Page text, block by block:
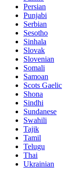
Persian
Punjabi
Serbian
Sesotho
Sinhala
Slovak
Slovenian
Somali
Samoan
Scots Gaelic
Shona
Sindhi
Sundanese
Swahili
Tajik
Tamil
Telugu
Thai
Ukrainian